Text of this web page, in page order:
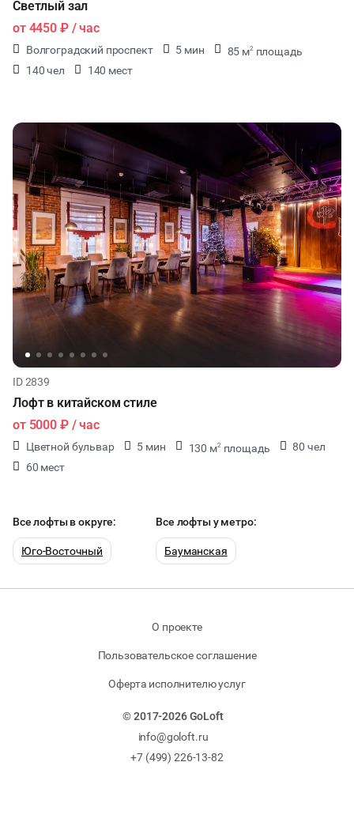
Светлый зал
от 4450 ₽/ час
Волгоградский проспект 5 мин 85 м2 площадь
140 чел
140 мест
ID 2839
Лофт в китайском стиле
от 5000 ₽/ час
Цветной бульвар 5 мин 130 м2 площадь
80 чел
60 мест
Все лофты в округе:
Юго-Восточный
Все лофты у метро:
Бауманская
О проекте
Пользовательское соглашение
Оферта исполнителю услуг
© 2017-2026 GoLoft
info@goloft.ru
+7 (499) 226-13-82